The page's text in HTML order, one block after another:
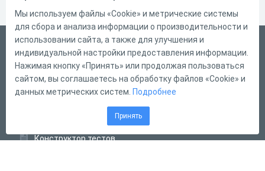
Український
Справка
Форма обратной связи
Конструктор тестов
Мы используем файлы «Cookie» и метрические системы
для сбора и анализа информации о производительности и
использовании сайта, а также для улучшения и
индивидуальной настройки предоставления информации.
Нажимая кнопку «Принять» или продолжая пользоваться
сайтом, вы соглашаетесь на обработку файлов «Cookie» и
данных метрических систем. Подробнее
Принять